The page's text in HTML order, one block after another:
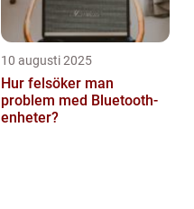
10 augusti 2025
Hur felsöker man
problem med Bluetooth-
enheter?